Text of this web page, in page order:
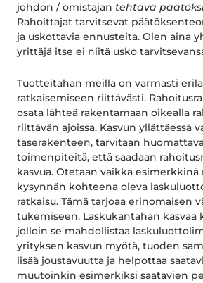
johdon / omistajan tehtävä
Rahoittajat tarvitsevat
ja uskottavia ennusteita. Olen aina
yrittäjä itse ei niitä usko
Tuotteitahan meillä on varmasti
ratkaisemiseen riittävästi.
osata lähteä rakentamaan oikealla
riittävän ajoissa. Kasvun yllättäessä
taserakenteen, tarvitaan
toimenpiteitä, että saadaan
kasvua. Otetaan vaikka
kysynnän kohteena oleva
ratkaisu. Tämä tarjoaa erinomaisen
tukemiseen. Laskukantahan kasvaa
jolloin se mahdollistaa
yrityksen kasvun myötä, tuoden
lisää joustavuutta ja helpottaa
muutoinkin esimerkiksi saatavien